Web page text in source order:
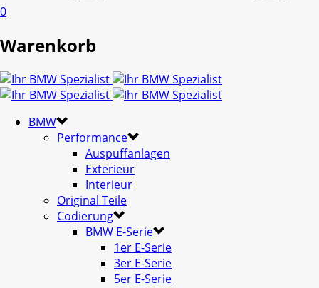
0
Warenkorb
BMW
Performance
Auspuffanlagen
Exterieur
Interieur
Original Teile
Codierung
BMW E-Serie
1er E-Serie
3er E-Serie
5er E-Serie